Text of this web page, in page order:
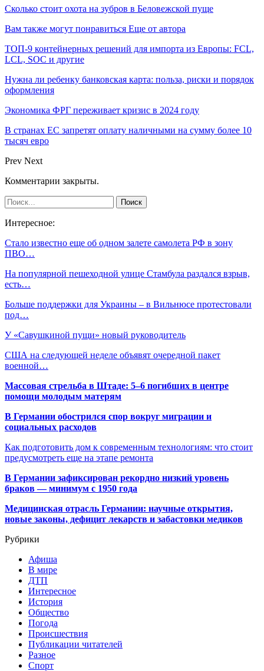
Сколько стоит охота на зубров в Беловежской пуще
Вам также могут понравиться Еще от автора
ТОП-9 контейнерных решений для импорта из Европы: FCL,
LCL, SOC и другие
Нужна ли ребенку банковская карта: польза, риски и порядок
оформления
Экономика ФРГ переживает кризис в 2024 году
В странах ЕС запретят оплату наличными на сумму более 10
тысяч евро
Prev Next
Комментарии закрыты.
Интересное:
Стало известно еще об одном залете самолета РФ в зону
ПВО…
На популярной пешеходной улице Стамбула раздался взрыв,
есть…
Больше поддержки для Украины – в Вильнюсе протестовали
под…
У «Савушкиной пущи» новый руководитель
США на следующей неделе объявят очередной пакет
военной…
Массовая стрельба в Штаде: 5–6 погибших в центре
помощи молодым матерям
В Германии обострился спор вокруг миграции и
социальных расходов
Как подготовить дом к современным технологиям: что стоит
предусмотреть еще на этапе ремонта
В Германии зафиксирован рекордно низкий уровень
браков — минимум с 1950 года
Медицинская отрасль Германии: научные открытия,
новые законы, дефицит лекарств и забастовки медиков
Рубрики
Афиша
В мире
ДТП
Интересное
История
Общество
Погода
Происшествия
Публикации читателей
Разное
Спорт